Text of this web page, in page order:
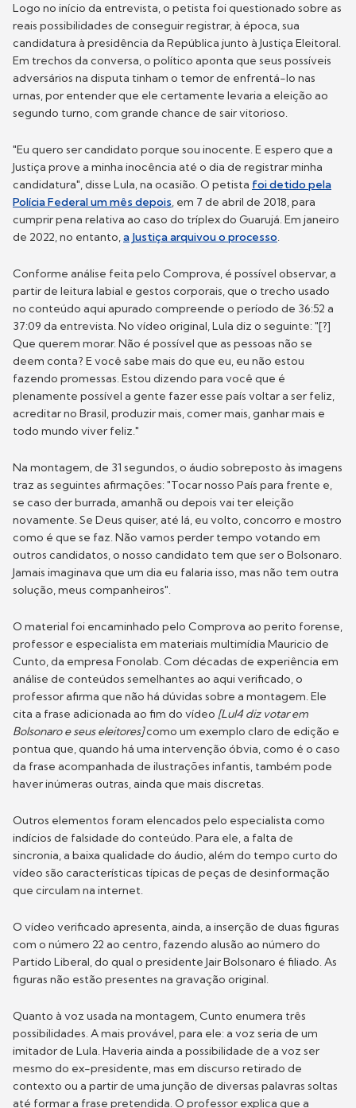
Logo no início da entrevista, o petista foi questionado sobre as
reais possibilidades de conseguir registrar, à época, sua
candidatura à presidência da República junto à Justiça Eleitoral.
Em trechos da conversa, o político aponta que seus possíveis
adversários na disputa tinham o temor de enfrentá-lo nas
urnas, por entender que ele certamente levaria a eleição ao
segundo turno, com grande chance de sair vitorioso.
"Eu quero ser candidato porque sou inocente. E espero que a
Justiça prove a minha inocência até o dia de registrar minha
candidatura", disse Lula, na ocasião. O petista foi detido pela
Polícia Federal um mês depois, em 7 de abril de 2018, para
cumprir pena relativa ao caso do tríplex do Guarujá. Em janeiro
de 2022, no entanto,a Justiça arquivou o processo.
Conforme análise feita pelo Comprova, é possível observar, a
partir de leitura labial e gestos corporais, que o trecho usado
no conteúdo aqui apurado compreende o período de 36:52 a
37:09 da entrevista. No vídeo original, Lula diz o seguinte: "[?]
Que querem morar. Não é possível que as pessoas não se
deem conta? E você sabe mais do que eu, eu não estou
fazendo promessas. Estou dizendo para você que é
plenamente possível a gente fazer esse país voltar a ser feliz,
acreditar no Brasil, produzir mais, comer mais, ganhar mais e
todo mundo viver feliz."
Na montagem, de 31 segundos, o áudio sobreposto às imagens
traz as seguintes afirmações: "Tocar nosso País para frente e,
se caso der burrada, amanhã ou depois vai ter eleição
novamente. Se Deus quiser, até lá, eu volto, concorro e mostro
como é que se faz. Não vamos perder tempo votando em
outros candidatos, o nosso candidato tem que ser o Bolsonaro.
Jamais imaginava que um dia eu falaria isso, mas não tem outra
solução, meus companheiros".
O material foi encaminhado pelo Comprova ao perito forense,
professor e especialista em materiais multimídia Mauricio de
Cunto, da empresa Fonolab. Com décadas de experiência em
análise de conteúdos semelhantes ao aqui verificado, o
professor afirma que não há dúvidas sobre a montagem. Ele
cita a frase adicionada ao fim do vídeo [Lul4 diz votar em
Bolsonaro e seus eleitores]como um exemplo claro de edição e
pontua que, quando há uma intervenção óbvia, como é o caso
da frase acompanhada de ilustrações infantis, também pode
haver inúmeras outras, ainda que mais discretas.
Outros elementos foram elencados pelo especialista como
indícios de falsidade do conteúdo. Para ele, a falta de
sincronia, a baixa qualidade do áudio, além do tempo curto do
vídeo são características típicas de peças de desinformação
que circulam na internet.
O vídeo verificado apresenta, ainda, a inserção de duas figuras
com o número 22 ao centro, fazendo alusão ao número do
Partido Liberal, do qual o presidente Jair Bolsonaro é filiado. As
figuras não estão presentes na gravação original.
Quanto à voz usada na montagem, Cunto enumera três
possibilidades. A mais provável, para ele: a voz seria de um
imitador de Lula. Haveria ainda a possibilidade de a voz ser
mesmo do ex-presidente, mas em discurso retirado de
contexto ou a partir de uma junção de diversas palavras soltas
até formar a frase pretendida. O professor explica que a